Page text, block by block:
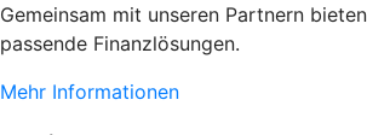
Gemeinsam mit unseren Partnern
passende Finanzlösungen.
Mehr Informationen